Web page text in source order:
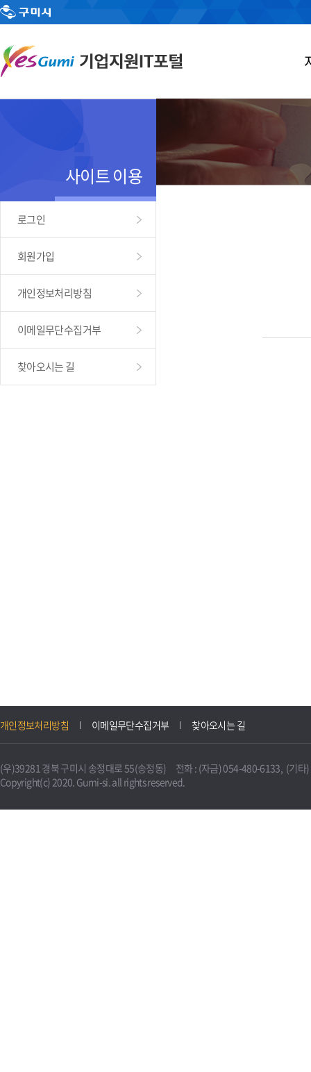
사이트 이용
로그인
회원가입
개인정보처리방침
이메일무단수집거부
찾아오시는 길
개인정보처리방침 이메일무단수집거부 찾아오시는 길
(우)39281 경북 구미시 송정대로 55(송정동) 전화 : (자금) 054-480-6133, (기타
Copyright(c) 2020. Gumi-si. all rights reserved.